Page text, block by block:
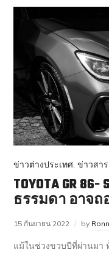
ข่าวต่างประเทศ ,ข่าวสา
TOYOTA GR 86-
ธรรมดา อาจถ
15 กันยายน 2022 by
แม้ในช่วงขวบปีที่ผ่านมา